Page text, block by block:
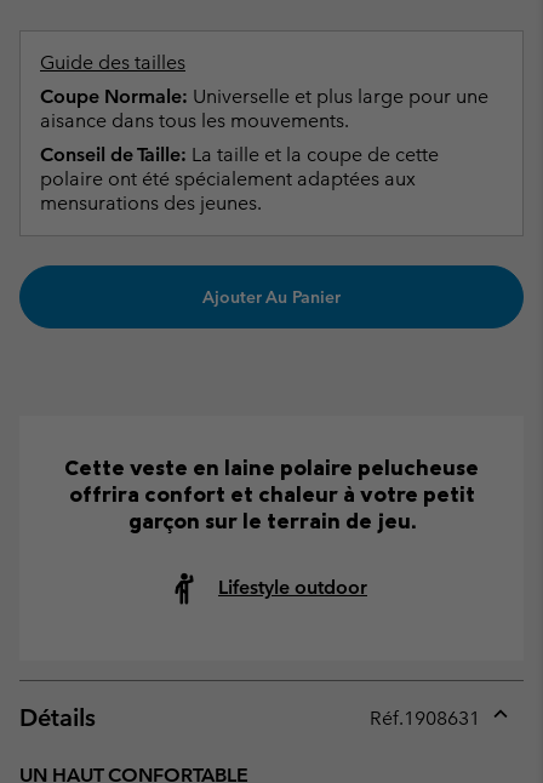
Guide des tailles
Coupe Normale: Universelle et plus large pour une
aisance dans tous les mouvements.
Conseil de Taille: La taille et la coupe de cette
polaire ont été spécialement adaptées aux
mensurations des jeunes.
Ajouter Au Panier
Cette veste en laine polaire pelucheuse
offrira confort et chaleur à votre petit
garçon sur le terrain de jeu.
Lifestyle outdoor
Détails Réf.1908631
UN HAUT CONFORTABLE